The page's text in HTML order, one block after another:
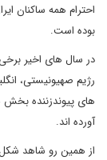
احترام همه ساکنان
بوده است.
در سال های اخیر
رژیم صهیونیستی،
های پیوندزننده بخش
آورده اند.
از همین رو شاهد